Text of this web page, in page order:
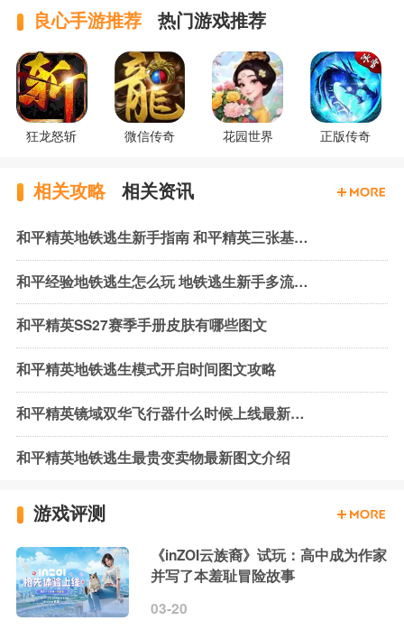
良心手游推荐 热门游戏推荐
狂龙怒斩 微信传奇 花园世界 正版传奇
相关攻略 相关资讯
和平精英地铁逃生新手指南 和平精英三张基础地图玩法简介
和平经验地铁逃生怎么玩 地铁逃生新手多流派装备组合推荐
和平精英SS27赛季手册皮肤有哪些图文
和平精英地铁逃生模式开启时间图文攻略
和平精英镜域双华飞行器什么时候上线最新查询
和平精英地铁逃生最贵变卖物最新图文介绍
游戏评测
《inZOI云族裔》试玩：高中成为作家
并写了本羞耻冒险故事
03-20